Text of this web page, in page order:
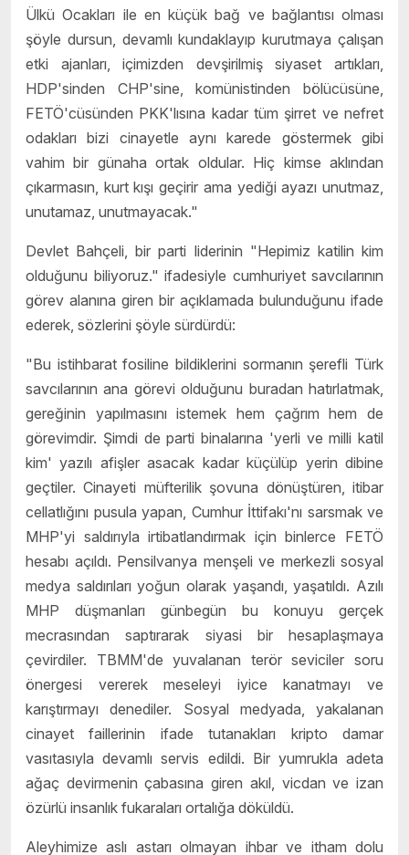
Ülkü Ocakları ile en küçük bağ ve bağlantısı olması
şöyle dursun, devamlı kundaklayıp kurutmaya çalışan
etki ajanları, içimizden devşirilmiş siyaset artıkları,
HDP'sinden CHP'sine, komünistinden bölücüsüne,
FETÖ'cüsünden PKK'lısına kadar tüm şirret ve nefret
odakları bizi cinayetle aynı karede göstermek gibi
vahim bir günaha ortak oldular. Hiç kimse aklından
çıkarmasın, kurt kışı geçirir ama yediği ayazı unutmaz,
unutamaz, unutmayacak."
Devlet Bahçeli, bir parti liderinin "Hepimiz katilin kim
olduğunu biliyoruz." ifadesiyle cumhuriyet savcılarının
görev alanına giren bir açıklamada bulunduğunu ifade
ederek, sözlerini şöyle sürdürdü:
"Bu istihbarat fosiline bildiklerini sormanın şerefli Türk
savcılarının ana görevi olduğunu buradan hatırlatmak,
gereğinin yapılmasını istemek hem çağrım hem de
görevimdir. Şimdi de parti binalarına 'yerli ve milli katil
kim' yazılı afişler asacak kadar küçülüp yerin dibine
geçtiler. Cinayeti müfterilik şovuna dönüştüren, itibar
cellatlığını pusula yapan, Cumhur İttifakı'nı sarsmak ve
MHP'yi saldırıyla irtibatlandırmak için binlerce FETÖ
hesabı açıldı. Pensilvanya menşeli ve merkezli sosyal
medya saldırıları yoğun olarak yaşandı, yaşatıldı. Azılı
MHP düşmanları günbegün bu konuyu gerçek
mecrasından saptırarak siyasi bir hesaplaşmaya
çevirdiler. TBMM'de yuvalanan terör seviciler soru
önergesi vererek meseleyi iyice kanatmayı ve
karıştırmayı denediler. Sosyal medyada, yakalanan
cinayet faillerinin ifade tutanakları kripto damar
vasıtasıyla devamlı servis edildi. Bir yumrukla adeta
ağaç devirmenin çabasına giren akıl, vicdan ve izan
özürlü insanlık fukaraları ortalığa döküldü.
Aleyhimize aslı astarı olmayan ihbar ve itham dolu